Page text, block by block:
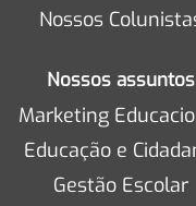
Nossos
Nossos assuntos
Marketing
Educação e
Gestão Escolar